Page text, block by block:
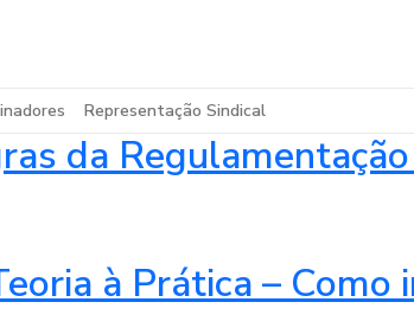
Representação Sindical
da
à Prática –